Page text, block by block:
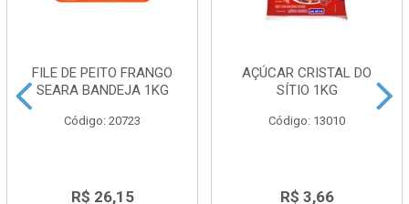
FILE DE PEITO FRANGO
SEARA BANDEJA 1KG
Código: 20723
R$ 26,15
AÇÚCAR CRISTAL DO
SÍTIO 1KG
Código: 13010
R$ 3,66